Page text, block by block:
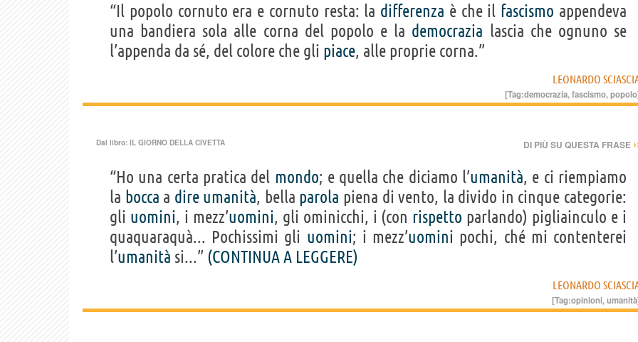
“Il popolo cornuto era e cornuto resta: la differenza è che il fascismo appendeva
una bandiera sola alle corna del popolo e la democrazia lascia che ognuno se
l’appenda da sé, del colore che gli piace, alle proprie corna.”
LEONARDO
[Tag:democrazia,fascismo,popolo
Dal libro: IL GIORNO DELLA CIVETTA DI PIÙ SU QUESTA FRASE
“Ho una certa pratica del mondo; e quella che diciamo l’umanità, e ci riempiamo
la bocca a dire umanità, bella parola piena di vento, la divido in cinque categorie:
gli uomini, i mezz’uomini, gli ominicchi, i (con rispetto parlando) pigliainculo e i
quaquaraquà... Pochissimi gli uomini; i mezz’uomini pochi, ché mi contenterei
l’umanità si...” (CONTINUA A LEGGERE)
LEONARDO
[Tag:opinioni,umanità